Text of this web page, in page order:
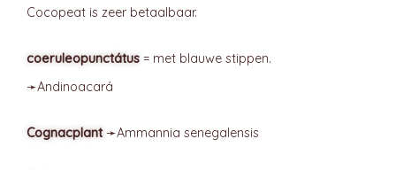
Cocopeat is zeer betaalbaar.
coeruleopunctátus = met blauwe stippen.
➛Andinoacará
Cognacplant➛Ammannia senegalensis